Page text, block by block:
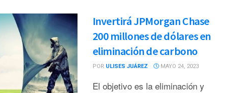
Invertirá JPMorgan Chase
200 millones de dólares en
eliminación de carbono
POR ULISES JUÁREZ MAYO 24, 2023
El objetivo es la eliminación y